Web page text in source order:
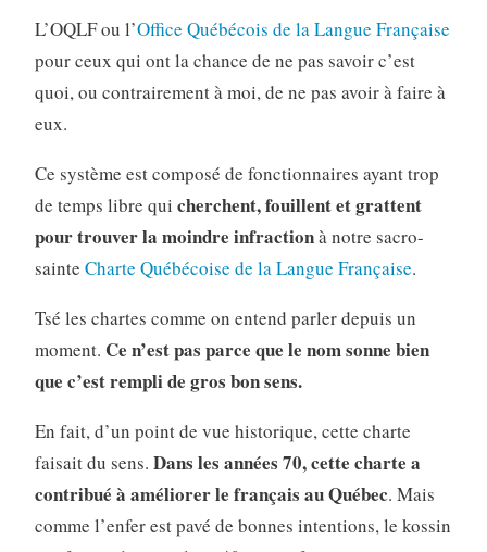
L’OQLF ou l’Office Québécois de la Langue Française
pour ceux qui ont la chance de ne pas savoir c’est
quoi, ou contrairement à moi, de ne pas avoir à faire à
eux.
Ce système est composé de fonctionnaires ayant trop
de temps libre qui cherchent, fouillent et grattent
pour trouver la moindre infractionà notre sacro-
sainte Charte Québécoise de la Langue Française.
Tsé les chartes comme on entend parler depuis un
moment. Ce n’est pas parce que le nom sonne bien
que c’est rempli de gros bon sens.
En fait, d’un point de vue historique, cette charte
faisait du sens. Dans les années 70, cette charte a
contribué à améliorer le français au Québec. Mais
comme l’enfer est pavé de bonnes intentions, le kossin